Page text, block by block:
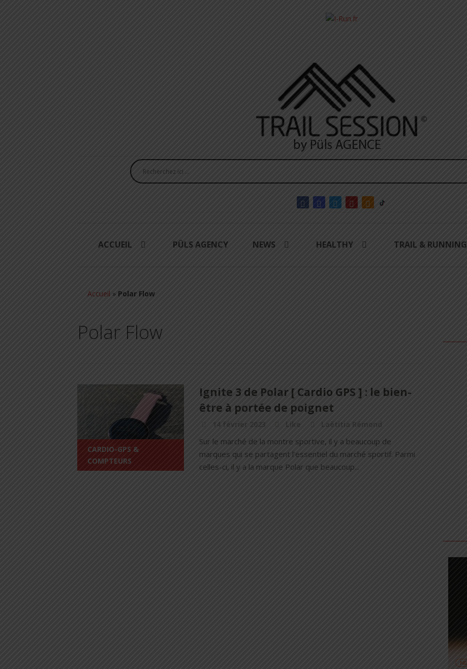
ACCUEIL PÜLS AGENCY NEWS HEALTHY TRAIL & RUNNING
Accueil » Polar Flow
Polar Flow
CARDIO-GPS &
COMPTEURS
Ignite 3 de Polar [ Cardio GPS ] : le bien-
être à portée de poignet
14 février 2023 Like Laëtitia Rémond
Sur le marché de la montre sportive, il y a beaucoup de
marques qui se partagent l’essentiel du marché sportif. Parmi
celles-ci, il y a la marque Polar que beaucoup...